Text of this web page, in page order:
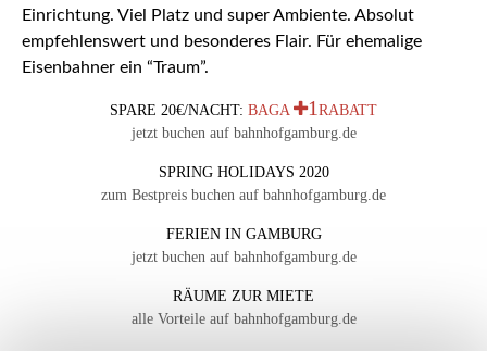
Einrichtung. Viel Platz und super Ambiente. Absolut
empfehlenswert und besonderes Flair. Für ehemalige
Eisenbahner ein “Traum”.
SPARE 20€/NACHT: BAGA 1RABATT
jetzt buchen auf bahnhofgamburg.de
SPRING HOLIDAYS 2020
zum Bestpreis buchen auf bahnhofgamburg.de
FERIEN IN GAMBURG
jetzt buchen auf bahnhofgamburg.de
RÄUME ZUR MIETE
alle Vorteile auf bahnhofgamburg.de